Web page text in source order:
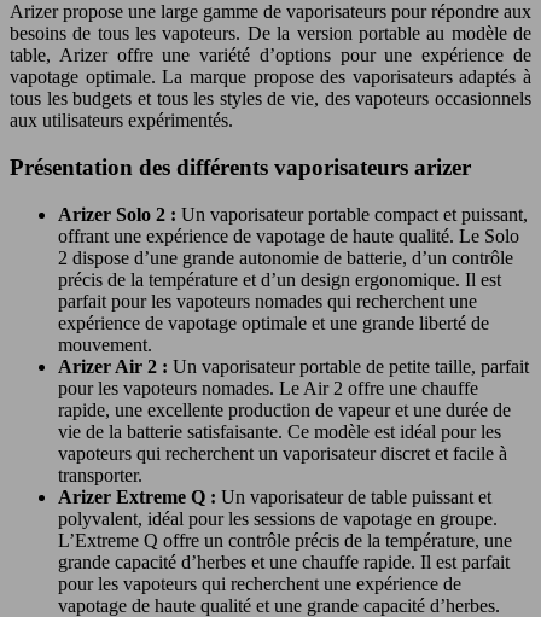
Arizer propose une large gamme de vaporisateurs pour répondre aux
besoins de tous les vapoteurs. De la version portable au modèle de
table, Arizer offre une variété d’options pour une expérience de
vapotage optimale. La marque propose des vaporisateurs adaptés à
tous les budgets et tous les styles de vie, des vapoteurs occasionnels
aux utilisateurs expérimentés.
Présentation des différents vaporisateurs arizer
Arizer Solo 2 : Un vaporisateur portable compact et puissant,
offrant une expérience de vapotage de haute qualité. Le Solo
2 dispose d’une grande autonomie de batterie, d’un contrôle
précis de la température et d’un design ergonomique. Il est
parfait pour les vapoteurs nomades qui recherchent une
expérience de vapotage optimale et une grande liberté de
mouvement.
Arizer Air 2 : Un vaporisateur portable de petite taille, parfait
pour les vapoteurs nomades. Le Air 2 offre une chauffe
rapide, une excellente production de vapeur et une durée de
vie de la batterie satisfaisante. Ce modèle est idéal pour les
vapoteurs qui recherchent un vaporisateur discret et facile à
transporter.
Arizer Extreme Q : Un vaporisateur de table puissant et
polyvalent, idéal pour les sessions de vapotage en groupe.
L’Extreme Q offre un contrôle précis de la température, une
grande capacité d’herbes et une chauffe rapide. Il est parfait
pour les vapoteurs qui recherchent une expérience de
vapotage de haute qualité et une grande capacité d’herbes.